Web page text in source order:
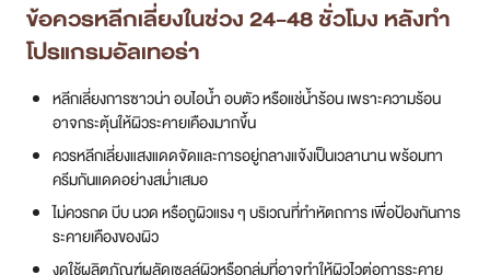
ข้อควรหลีกเลี่ยงในช่วง 24-48 ชั่วโมง หลังทำ
โปรแกรมอัลเทอร่า
หลีกเลี่ยงการซาวน่า อบไอน้ำ อบตัว หรือแช่น้ำร้อน เพราะความร้อน
อาจกระตุ้นให้ผิวระคายเคืองมากขึ้น
ควรหลีกเลี่ยงแสงแดดจัดและการอยู่กลางแจ้งเป็นเวลานาน พร้อมทา
ครีมกันแดดอย่างสม่ำเสมอ
ไม่ควรกด บีบ นวด หรือถูผิวแรง ๆ บริเวณที่ทำหัตถการ เพื่อป้องกันการ
ระคายเคืองของผิว